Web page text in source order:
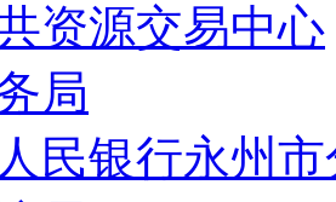
资源交易中心
局
民银行永州